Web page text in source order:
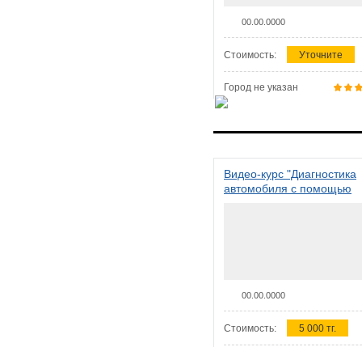
00.00.0000
Стоимость: Уточните
Город не указан
Видео-курс "Диагностика
автомобиля с помощью
00.00.0000
Стоимость: 5 000 тг.